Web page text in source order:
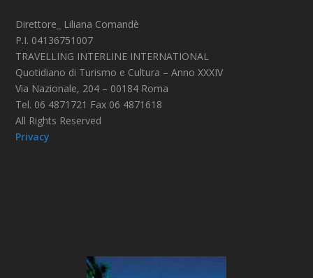
Direttore_ Liliana Comandè
P.I. 04136751007
TRAVELLING INTERLINE INTERNATIONAL
Quotidiano di Turismo e Cultura – Anno XXXIV
Via Nazionale, 204 – 00184 Roma
Tel. 06 4871721 Fax 06 4871618
All Rights Reserved
Privacy